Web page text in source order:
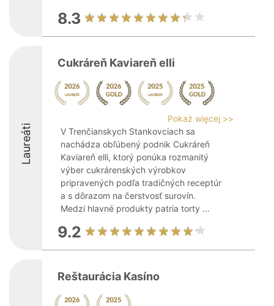
8.3
Laureáti
Cukráreň Kaviareň elli
Pokaż więcej >>
V Trenčianskych Stankovciach sa
nachádza obľúbený podnik Cukráreň
Kaviareň elli, ktorý ponúka rozmanitý
výber cukrárenských výrobkov
pripravených podľa tradičných receptúr
a s dôrazom na čerstvosť surovín.
Medzi hlavné produkty patria torty ...
9.2
Reštaurácia Kasíno